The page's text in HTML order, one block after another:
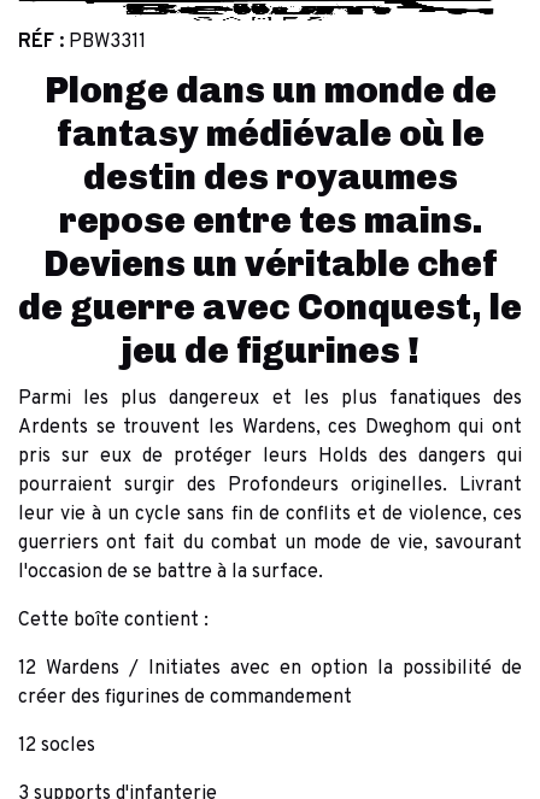
RÉF : PBW3311
Plonge dans un monde de
fantasy médiévale où le
destin des royaumes
repose entre tes mains.
Deviens un véritable chef
de guerre avec Conquest, le
jeu de figurines !
Parmi les plus dangereux et les plus fanatiques des
Ardents se trouvent les Wardens, ces Dweghom qui ont
pris sur eux de protéger leurs Holds des dangers qui
pourraient surgir des Profondeurs originelles. Livrant
leur vie à un cycle sans fin de conflits et de violence, ces
guerriers ont fait du combat un mode de vie, savourant
l'occasion de se battre à la surface.
Cette boîte contient :
12 Wardens / Initiates avec en option la possibilité de
créer des figurines de commandement
12 socles
3 supports d'infanterie